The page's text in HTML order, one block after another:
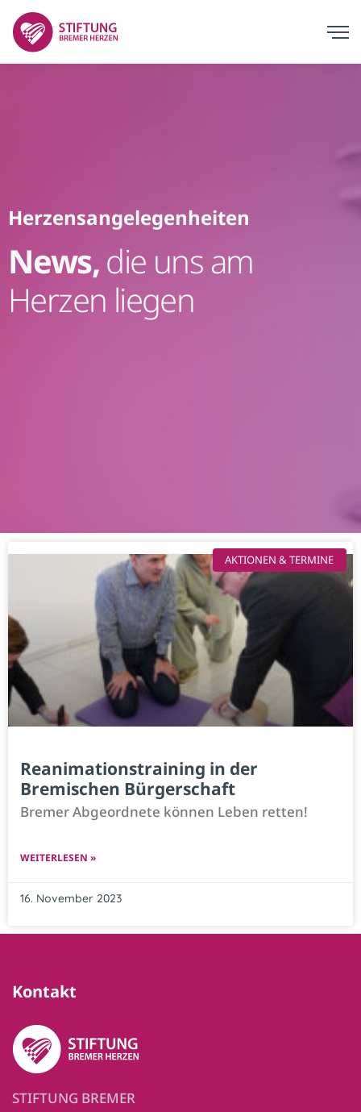
Herzensangelegenheiten
News,die uns am
Herzen liegen
AKTIONEN & TERMINE
Reanimationstraining in der
Bremischen Bürgerschaft
Bremer Abgeordnete können Leben retten!
WEITERLESEN »
16. November 2023
Kontakt
STIFTUNG BREMER